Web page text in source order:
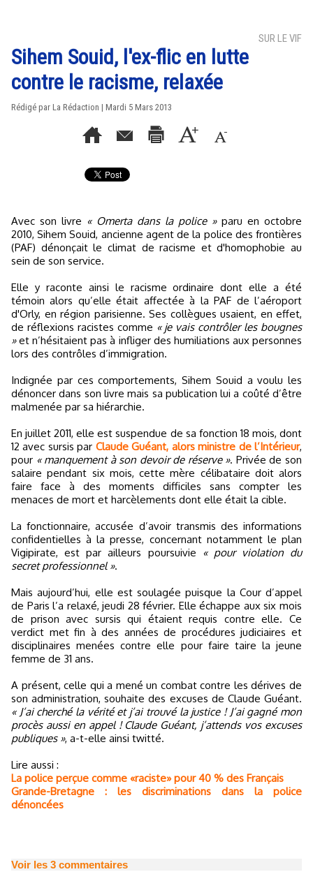
SUR LE VIF
Sihem Souid, l'ex-flic en lutte
contre le racisme, relaxée
Rédigé par La Rédaction | Mardi 5 Mars 2013
Avec son livre « Omerta dans la police »paru en octobre
2010, Sihem Souid, ancienne agent de la police des frontières
(PAF) dénonçait le climat de racisme et d'homophobie au
sein de son service.
Elle y raconte ainsi le racisme ordinaire dont elle a été
témoin alors qu’elle était affectée à la PAF de l’aéroport
d'Orly, en région parisienne. Ses collègues usaient, en effet,
de réflexions racistes comme « je vais contrôler les bougnes
»et n’hésitaient pas à infliger des humiliations aux personnes
lors des contrôles d’immigration.
Indignée par ces comportements, Sihem Souid a voulu les
dénoncer dans son livre mais sa publication lui a coûté d’être
malmenée par sa hiérarchie.
En juillet 2011, elle est suspendue de sa fonction 18 mois, dont
12 avec sursis par Claude Guéant, alors ministre de l’Intérieur,
pour « manquement à son devoir de réserve ». Privée de son
salaire pendant six mois, cette mère célibataire doit alors
faire face à des moments difficiles sans compter les
menaces de mort et harcèlements dont elle était la cible.
La fonctionnaire, accusée d’avoir transmis des informations
confidentielles à la presse, concernant notamment le plan
Vigipirate, est par ailleurs poursuivie
« pour violation du
secret professionnel ».
Mais aujourd’hui, elle est soulagée puisque la Cour d’appel
de Paris l’a relaxé, jeudi 28 février. Elle échappe aux six mois
de prison avec sursis qui étaient requis contre elle. Ce
verdict met fin à des années de procédures judiciaires et
disciplinaires menées contre elle pour faire taire la jeune
femme de 31 ans.
A présent, celle qui a mené un combat contre les dérives de
son administration, souhaite des excuses de Claude Guéant.
« J’ai cherché la vérité et j’ai trouvé la justice ! J’ai gagné mon
procès aussi en appel ! Claude Guéant, j’attends vos excuses
publiques », a-t-elle ainsi twitté.
Lire aussi :
La police perçue comme «raciste» pour 40 % des Français
Grande-Bretagne : les discriminations dans la police
dénoncées
Voir les 3 commentaires